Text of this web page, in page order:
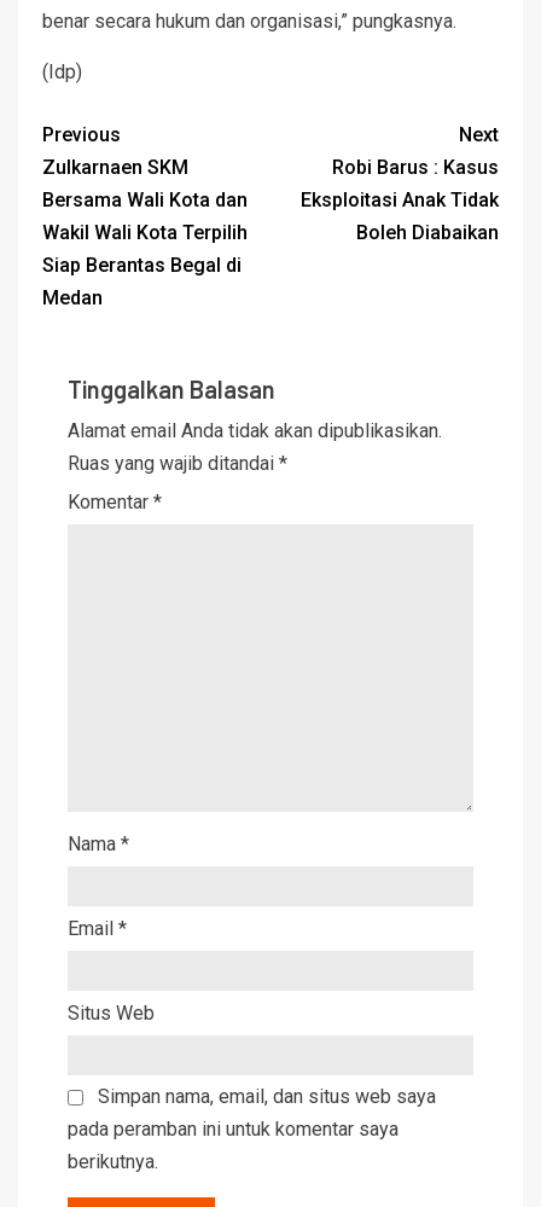
benar secara hukum dan organisasi,” pungkasnya.
(Idp)
Previous
Zulkarnaen SKM
Bersama Wali Kota dan
Wakil Wali Kota Terpilih
Siap Berantas Begal di
Medan
Next
Robi Barus : Kasus
Eksploitasi Anak Tidak
Boleh Diabaikan
Tinggalkan Balasan
Alamat email Anda tidak akan dipublikasikan.
Ruas yang wajib ditandai *
Komentar *
Nama *
Email *
Situs Web
Simpan nama, email, dan situs web saya
pada peramban ini untuk komentar saya
berikutnya.